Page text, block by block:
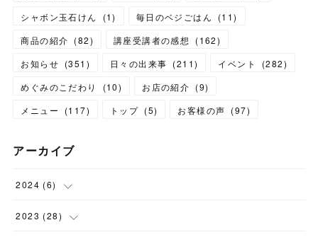
シャボン玉石けん
(1) 毎日のベジごはん (11)
商品の紹介 (82) 講座受講者の感想 (162)
お知らせ (351 ) 日々の出来事 (211) イベント (282)
めぐみのこだわり
(10) お店の紹介 (9)
メニュー
(117) トップ (5) お客様の声 (97)
アーカイブ
2024 (6)
(1)
2023 (28)